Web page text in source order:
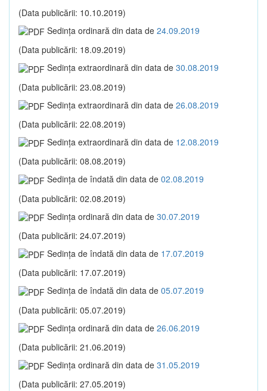
(Data publicării: 10.10.2019)
Sedinţa ordinară din data de 24.09.2019
(Data publicării: 18.09.2019)
Sedinţa extraordinară din data de 30.08.2019
(Data publicării: 23.08.2019)
Sedinţa extraordinară din data de 26.08.2019
(Data publicării: 22.08.2019)
Sedinţa extraordinară din data de 12.08.2019
(Data publicării: 08.08.2019)
Sedinţa de îndată din data de 02.08.2019
(Data publicării: 02.08.2019)
Sedinţa ordinară din data de 30.07.2019
(Data publicării: 24.07.2019)
Sedinţa de îndată din data de 17.07.2019
(Data publicării: 17.07.2019)
Sedinţa de îndată din data de 05.07.2019
(Data publicării: 05.07.2019)
Sedinţa ordinară din data de 26.06.2019
(Data publicării: 21.06.2019)
Sedinţa ordinară din data de 31.05.2019
(Data publicării: 27.05.2019)